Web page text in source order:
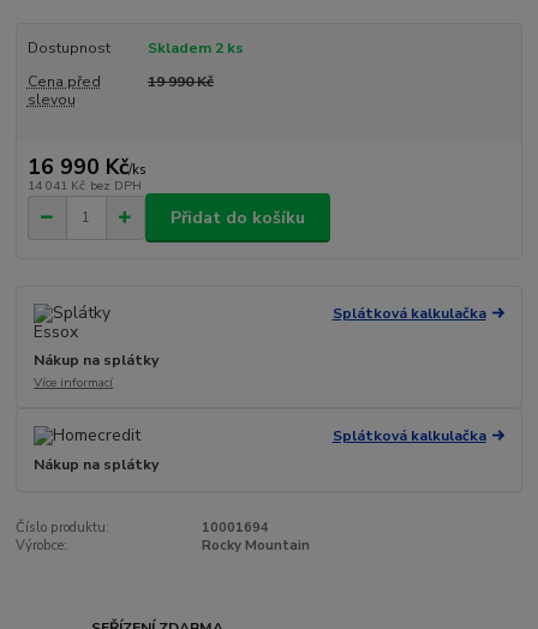
Dostupnost
Skladem 2 ks
Cena před
slevou
19 990 Kč
16 990 Kč/ks
14 041 Kč bez DPH
Přidat do košíku
Splátková kalkulačka
Nákup na splátky
Více informací
Splátková kalkulačka
Nákup na splátky
Číslo produktu:
10001694
Výrobce:
Rocky Mountain